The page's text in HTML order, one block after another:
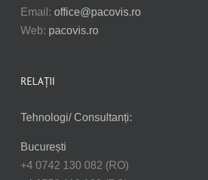
Email: office@pacovis.ro
Web: pacovis.ro
RELAȚII
Tehnologi/ Consultanți:
București
+4 0742 130 082 (RO)